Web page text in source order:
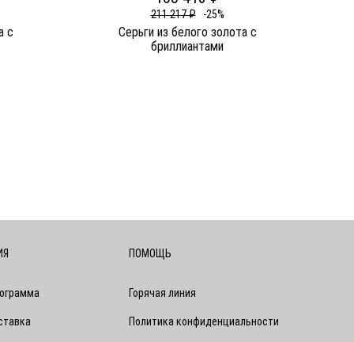
c
211 217 ₽ -25%
Серьги из белого золота c
бриллиантами
ПОМОЩЬ
Горячая линия
Политика конфиденциальности